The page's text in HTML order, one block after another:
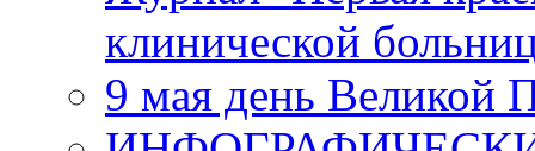
клинической
9 мая день Великой